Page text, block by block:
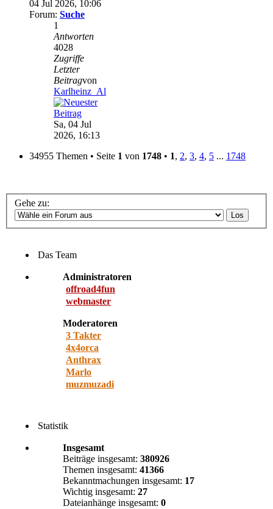
04 Jul 2026, 10:06
Forum: Suche
1
Antworten
4028
Zugriffe
Letzter
Beitragvon
Karlheinz_Al
Sa, 04 Jul
2026, 16:13
34955 Themen • Seite 1 von 1748 • 1, 2, 3, 4, 5 ... 1748
Gehe zu:
Das Team
Administratoren
offroad4fun
webmaster
Moderatoren
3 Takter
4x4orca
Anthrax
Marlo
muzmuzadi
Statistik
Insgesamt
Beiträge insgesamt: 380926
Themen insgesamt: 41366
Bekanntmachungen insgesamt: 17
Wichtig insgesamt: 27
Dateianhänge insgesamt: 0